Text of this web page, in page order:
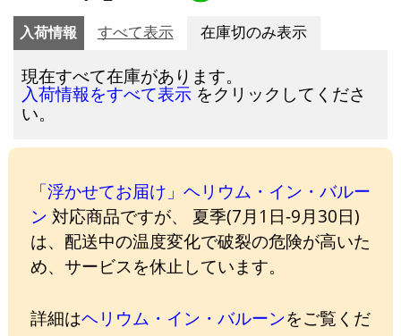
入荷情報 すべて表示 在庫切のみ表示
現在すべて在庫があります。
入荷情報をすべて表示 をクリックしてくださ
い。
「浮かせてお届け」ヘリウム・イン・バルー
ン 対応商品ですが、 夏季(7月1日-9月30日)
は、配送中の温度変化で破裂の危険が高いた
め、サービスを休止しています。
詳細はヘリウム・イン・バルーンをご覧くだ